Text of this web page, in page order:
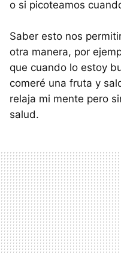
o si picoteamos
Saber esto nos
otra manera, por
que cuando lo estoy
comeré una fruta y
relaja mi mente pero
salud.